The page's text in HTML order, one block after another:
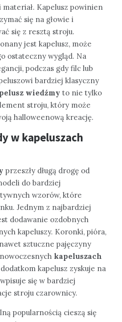
Kapelusz powinien
się na głowie i
się z resztą stroju.
jest kapelusz, może
ostateczny wygląd. Na
podczas gdy filc lub
bardziej klasyczny
wiedźmy to nie tylko
stroju, który może
halloweenową kreację.
w kapeluszach
przeszły długą drogę od
do bardziej
wzorów, które
Jednym z najbardziej
dodawanie ozdobnych
kapeluszy. Koronki, pióra,
sztuczne pajęczyny
kapeluszach
kapelusz zyskuje na
się w bardziej
stroju czarownicy.
popularnością cieszą się